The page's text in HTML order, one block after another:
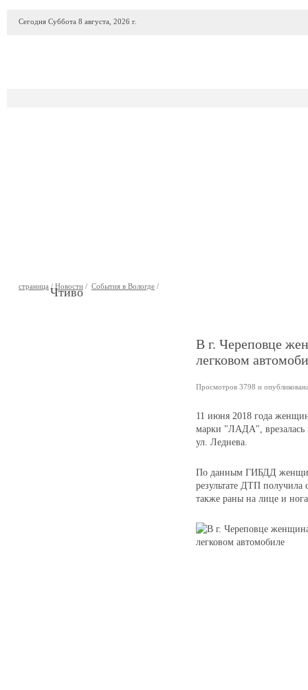
Сегодня Суббота 8 августа, 2026 г.
страница / Новости / События в Вологде /
Чтиво
В г. Череповце
легковом
Просмотров 3798 и
11 июня 2018 года
марки "ЛАДА", врезалась
ул. Леднева.
По данным ГИБДД
результате ДТП получила
также раны на лице и